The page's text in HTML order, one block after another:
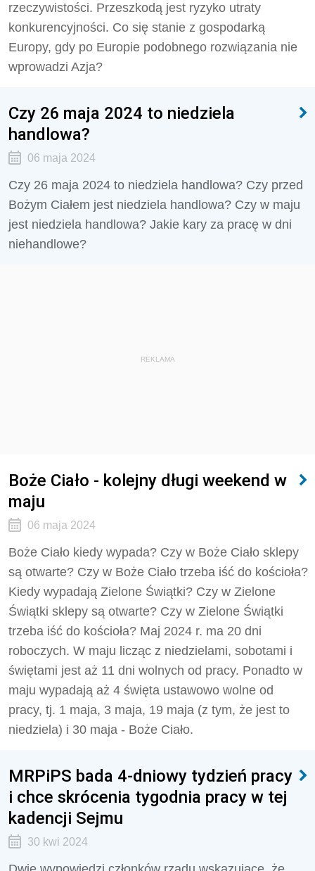
rzeczywistości. Przeszkodą jest ryzyko utraty
konkurencyjności. Co się stanie z gospodarką
Europy, gdy po Europie podobnego rozwiązania nie
wprowadzi Azja?
Czy 26 maja 2024 to niedziela
handlowa?
06 maja 2024
Czy 26 maja 2024 to niedziela handlowa? Czy przed
Bożym Ciałem jest niedziela handlowa? Czy w maju
jest niedziela handlowa? Jakie kary za pracę w dni
niehandlowe?
REKLAMA
Boże Ciało - kolejny długi weekend w
maju
06 maja 2024
Boże Ciało kiedy wypada? Czy w Boże Ciało sklepy
są otwarte? Czy w Boże Ciało trzeba iść do kościoła?
Kiedy wypadają Zielone Świątki? Czy w Zielone
Świątki sklepy są otwarte? Czy w Zielone Świątki
trzeba iść do kościoła? Maj 2024 r. ma 20 dni
roboczych. W maju licząc z niedzielami, sobotami i
świętami jest aż 11 dni wolnych od pracy. Ponadto w
maju wypadają aż 4 święta ustawowo wolne od
pracy, tj. 1 maja, 3 maja, 19 maja (z tym, że jest to
niedziela) i 30 maja - Boże Ciało.
MRPiPS bada 4-dniowy tydzień pracy
i chce skrócenia tygodnia pracy w tej
kadencji Sejmu
30 kwi 2024